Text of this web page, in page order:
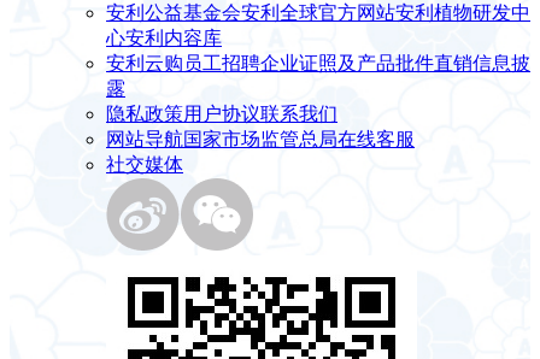
安利公益基金会安利全球官方网站安利植物研发中
心安利内容库
安利云购 员工招聘企业证照及产品批件直销信息披
露
隐私政策用户协议联系我们
网站导航国家市场监管总局在线客服
社交媒体